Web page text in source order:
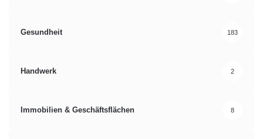
Gesundheit 183
Handwerk 2
Immobilien & Geschäftsflächen 8